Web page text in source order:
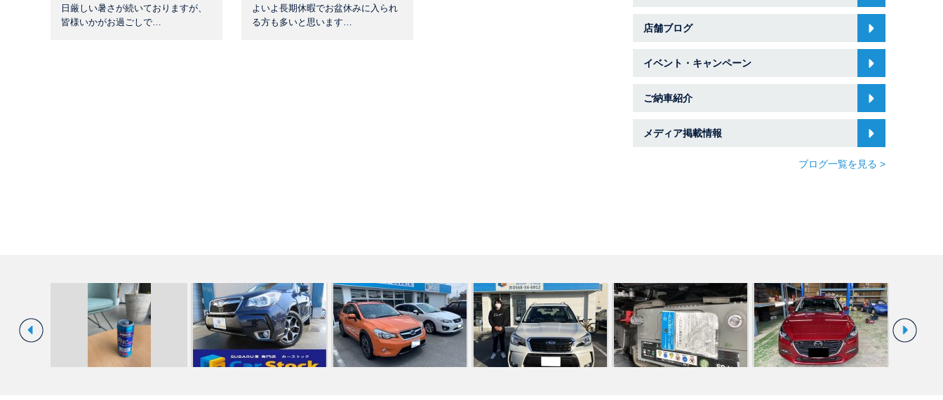
日厳しい暑さが続いておりますが、
皆様いかがお過ごしで…
よいよ長期休暇でお盆休みに入られ
る方も多いと思います…
店舗ブログ
イベント・キャンペーン
ご納車紹介
メディア掲載情報
ブログ一覧を見る >